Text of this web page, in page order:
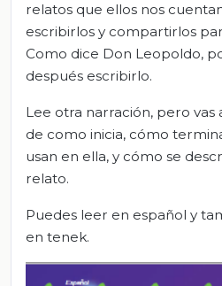
relatos que ellos nos
escribirlos y compartirlos
Como dice Don Leopoldo,
después escribirlo.
Lee otra narración, pero vas
de como inicia, cómo
usan en ella, y cómo se
relato.
Puedes leer en español y
en tenek.